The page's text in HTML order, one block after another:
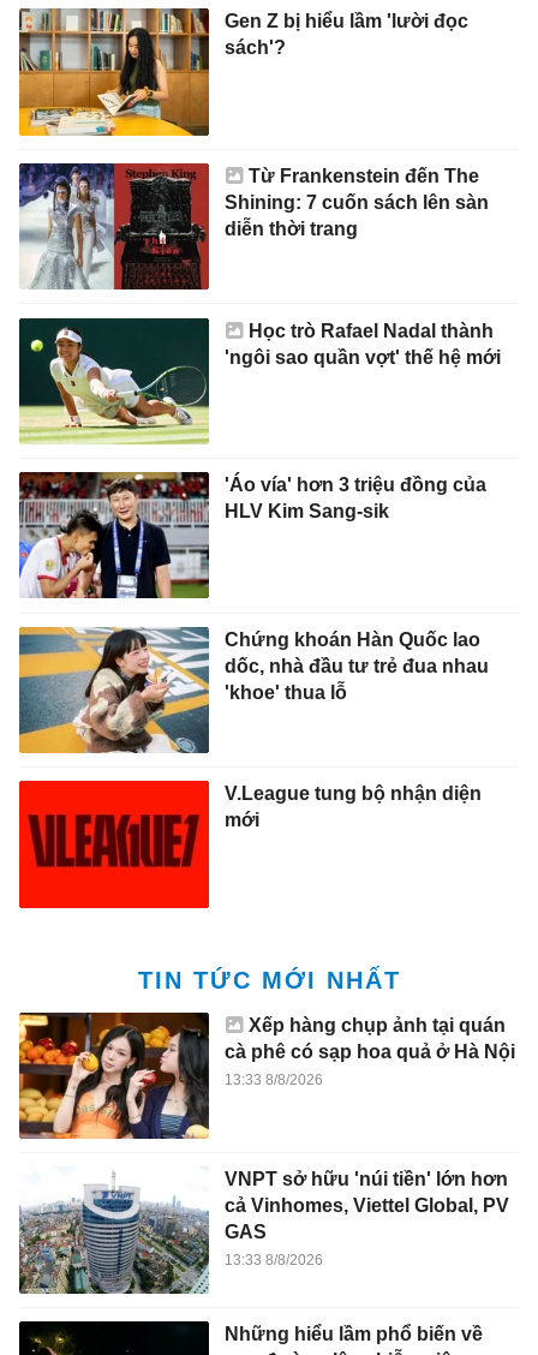
Gen Z bị hiểu lầm 'lười đọc
sách'?
Từ Frankenstein đến The
Shining: 7 cuốn sách lên sàn
diễn thời trang
Học trò Rafael Nadal thành
'ngôi sao quần vợt' thế hệ mới
'Áo vía' hơn 3 triệu đồng của
HLV Kim Sang-sik
Chứng khoán Hàn Quốc lao
dốc, nhà đầu tư trẻ đua nhau
'khoe' thua lỗ
V.League tung bộ nhận diện
mới
TIN TỨC MỚI NHẤT
Xếp hàng chụp ảnh tại quán
cà phê có sạp hoa quả ở Hà Nội
13:33 8/8/2026
VNPT sở hữu 'núi tiền' lớn hơn
cả Vinhomes, Viettel Global, PV
GAS
13:33 8/8/2026
Những hiểu lầm phổ biến về